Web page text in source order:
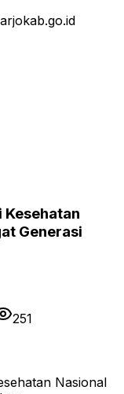
Kesehatan
Generasi
251